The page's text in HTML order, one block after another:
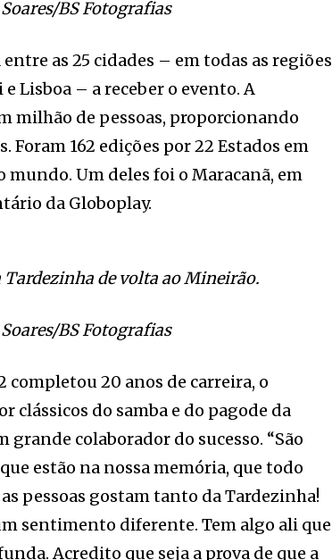
BS Fotografias
as 25 cidades – em todas as regiões
Lisboa – a receber o evento. A
milhão de pessoas, proporcionando
Foram 162 edições por 22 Estados em
Um deles foi o Maracanã, em
da Globoplay.
Tardezinha de volta ao Mineirão.
BS Fotografias
completou 20 anos de carreira, o
clássicos do samba e do pagode da
grande colaborador do sucesso. “São
estão na nossa memória, que todo
pessoas gostam tanto da Tardezinha!
sentimento diferente. Tem algo ali que
Acredito que seja a prova de que a